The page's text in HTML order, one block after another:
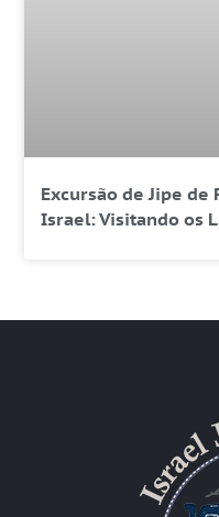
Excursão de Jipe de
Israel: Visitando os